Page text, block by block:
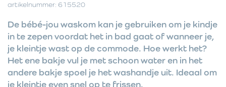
artikelnummer: 615520
De bébé-jou waskom kan je gebruiken om je kindje
in te zepen voordat het in bad gaat of wanneer je,
je kleintje wast op de commode. Hoe werkt het?
Het ene bakje vul je met schoon water en in het
andere bakje spoel je het washandje uit. Ideaal om
je kleintje even snel op te frissen.